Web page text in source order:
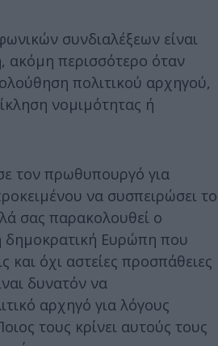
συνδιαλέξεων είναι
ακόμη περισσότερο όταν
πολιτικού αρχηγού,
νομιμότητας ή
τον πρωθυπουργό για
να συσπειρώσει το
σας παρακολουθεί ο
δημοκρατική Ευρώπη που
και όχι αστείες προσπάθειες
δυνατόν να
αρχηγό για λόγους
τους κρίνει αυτούς τους